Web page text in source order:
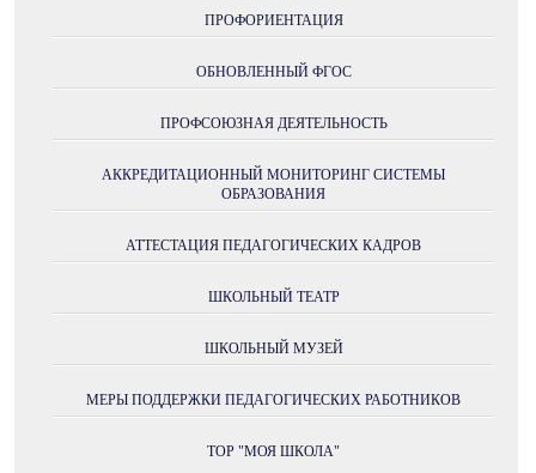
ПРОФОРИЕНТАЦИЯ
ОБНОВЛЕННЫЙ ФГОС
ПРОФСОЮЗНАЯ ДЕЯТЕЛЬНОСТЬ
АККРЕДИТАЦИОННЫЙ МОНИТОРИНГ СИСТЕМЫ
ОБРАЗОВАНИЯ
АТТЕСТАЦИЯ ПЕДАГОГИЧЕСКИХ КАДРОВ
ШКОЛЬНЫЙ ТЕАТР
ШКОЛЬНЫЙ МУЗЕЙ
МЕРЫ ПОДДЕРЖКИ ПЕДАГОГИЧЕСКИХ РАБОТНИКОВ
ТОР "МОЯ ШКОЛА"